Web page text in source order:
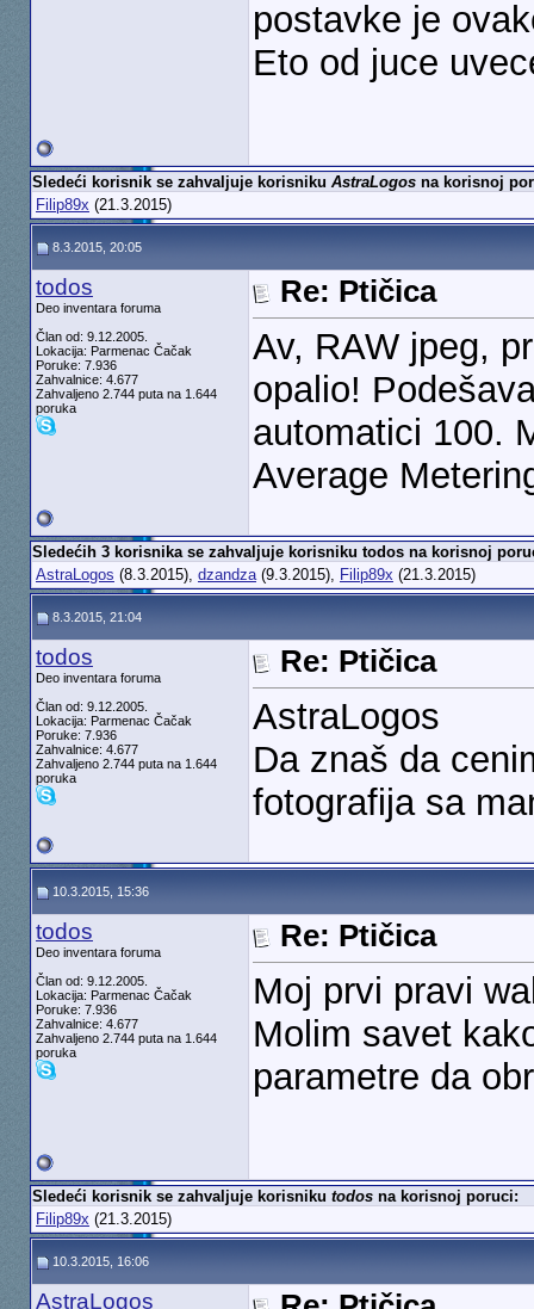
postavke je
Eto od juce
Sledeći korisnik se zahvaljuje korisniku AstraLogosna korisnoj
Filip89x (21.3.2015)
8.3.2015, 20:05
todos
Deo inventara foruma
Član od: 9.12.2005.
Lokacija: Parmenac Čačak
Poruke: 7.936
Zahvalnice: 4.677
Zahvaljeno 2.744 puta na 1.644
poruka
Re: Ptičica
Av, RAW jpeg,
opalio!
automatici 100.
Average
Sledećih 3 korisnika se zahvaljuje korisniku todos na korisnoj
AstraLogos (8.3.2015), dzandza(9.3.2015), Filip89x (21.3.2015)
8.3.2015, 21:04
todos
Deo inventara foruma
Član od: 9.12.2005.
Lokacija: Parmenac Čačak
Poruke: 7.936
Zahvalnice: 4.677
Zahvaljeno 2.744 puta na 1.644
poruka
Re: Ptičica
AstraLogos
Da znaš da
fotografija sa
10.3.2015, 15:36
todos
Deo inventara foruma
Član od: 9.12.2005.
Lokacija: Parmenac Čačak
Poruke: 7.936
Zahvalnice: 4.677
Zahvaljeno 2.744 puta na 1.644
poruka
Re: Ptičica
Moj prvi pravi
Molim savet
parametre da
Sledeći korisnik se zahvaljuje korisniku todosna korisnoj poruci:
Filip89x (21.3.2015)
10.3.2015, 16:06
AstraLogos